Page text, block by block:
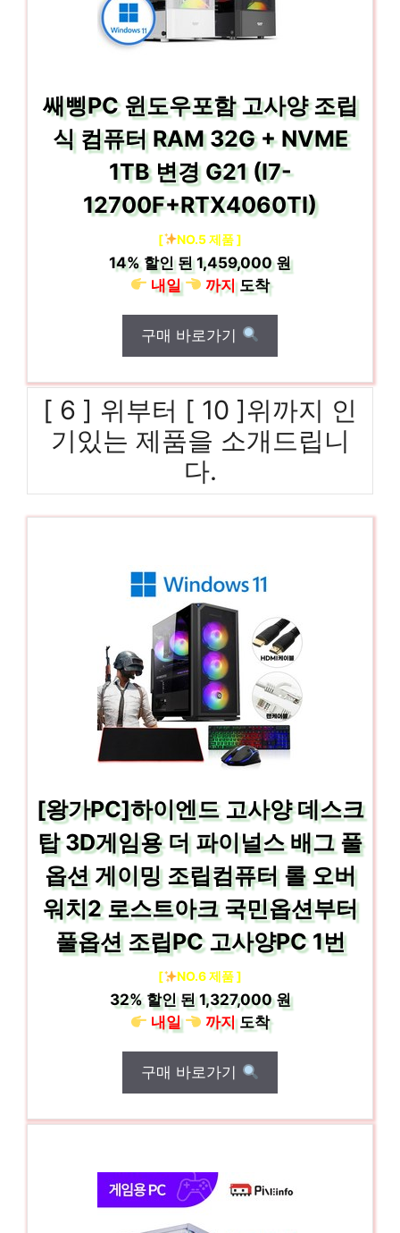
쌔삥PC 윈도우포함 고사양 조립
식 컴퓨터 RAM 32G + NVME
1TB 변경 G21 (I7-
12700F+RTX4060TI)
[ NO.5 제품 ]
14% 할인 된1,459,000 원
내일
까지도착
구매 바로가기
[ 6 ] 위부터 [ 10 ]위까지 인
기있는 제품을 소개드립니
다.
[왕가PC]하이엔드 고사양 데스크
탑 3D게임용 더 파이널스 배그 풀
옵션 게이밍 조립컴퓨터 롤 오버
워치2 로스트아크 국민옵션부터
풀옵션 조립PC 고사양PC 1번
[ NO.6 제품 ]
32%할인 된1,327,000 원
내일
까지도착
구매 바로가기